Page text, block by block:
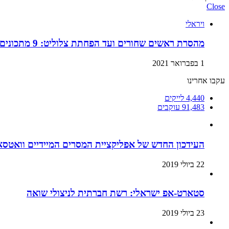
Close
ויראלי
מהסרת ראשים שחורים ועד הפחתת צלוליט: 9 מתכונים ביתיים למוצרי קוסמטיקה שתוכלו בזול ובמהירות!
1 בפברואר 2021
עקבו אחרינו
4,440 לייקים
91,483 עוקבים
העידכון החדש של אפליקציית המסרים המיידיים
22 ביולי 2019
סטארט-אפ ישראלי: רשת חברתית לניצולי שואה
23 ביולי 2019